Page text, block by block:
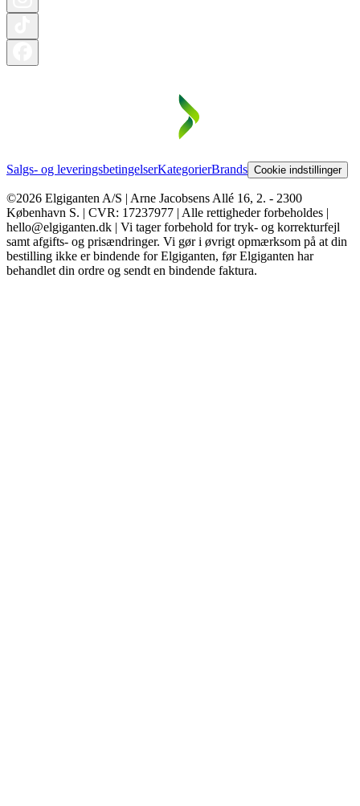
Salgs- og leveringsbetingelserKategorierBrands Cookie indstillinger
©2026 Elgiganten A/S | Arne Jacobsens Allé 16, 2. - 2300
København S. | CVR: 17237977 | Alle rettigheder forbeholdes |
hello@elgiganten.dk | Vi tager forbehold for tryk- og korrekturfejl
samt afgifts- og prisændringer. Vi gør i øvrigt opmærksom på at din
bestilling ikke er bindende for Elgiganten, før Elgiganten har
behandlet din ordre og sendt en bindende faktura.